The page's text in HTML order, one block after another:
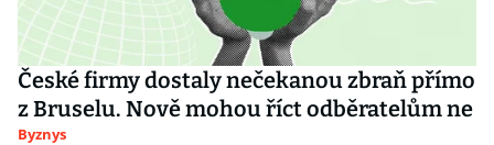
České firmy dostaly nečekanou zbraň přímo
z Bruselu. Nově mohou říct odběratelům ne
Byznys